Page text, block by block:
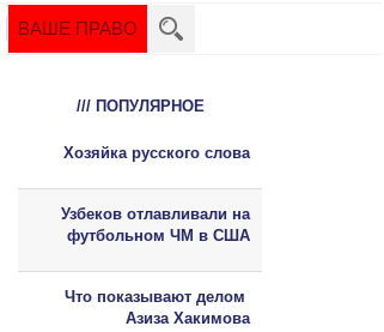
ВАШЕ ПРАВО
/// ПОПУЛЯРНОЕ
Хозяйка русского слова
Узбеков отлавливали на
футбольном ЧМ в США
Что показывают делом
Азиза Хакимова